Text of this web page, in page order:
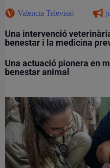
Valencia Televisió
Una intervenció
benestar i la medicina
Una actuació pionera en
benestar animal